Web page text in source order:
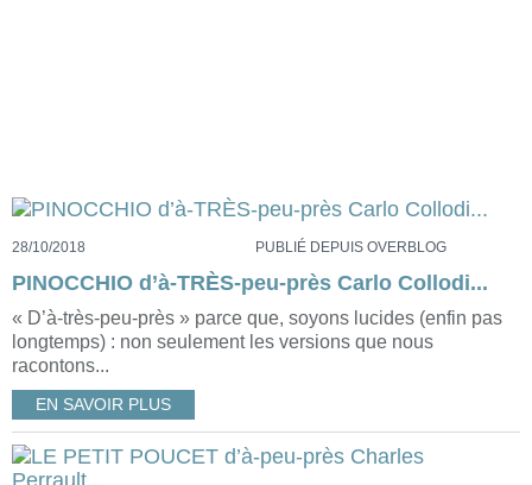
28/10/2018 PUBLIÉ DEPUIS OVERBLOG
PINOCCHIO d’à-TRÈS-peu-près Carlo Collodi...
« D’à-très-peu-près » parce que, soyons lucides (enfin pas
longtemps) : non seulement les versions que nous
racontons...
EN SAVOIR PLUS